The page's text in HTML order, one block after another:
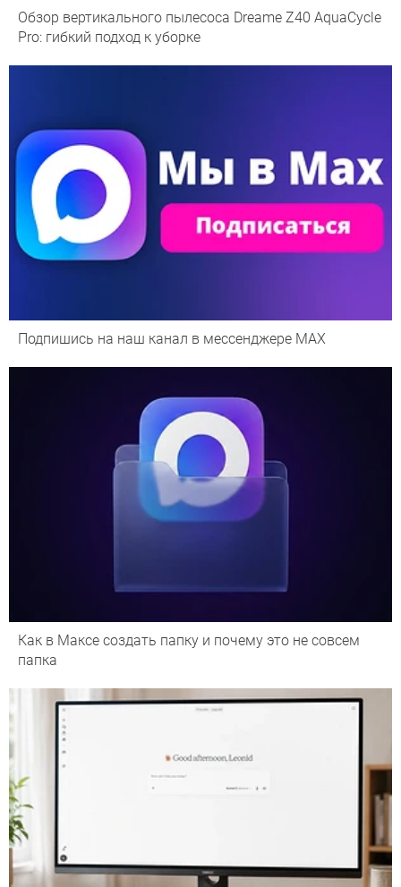
Обзор вертикального пылесоса Dreame Z40 AquaCycle
Pro: гибкий подход к уборке
Подпишись на наш канал в мессенджере МАХ
Как в Максе создать папку и почему это не совсем
папка